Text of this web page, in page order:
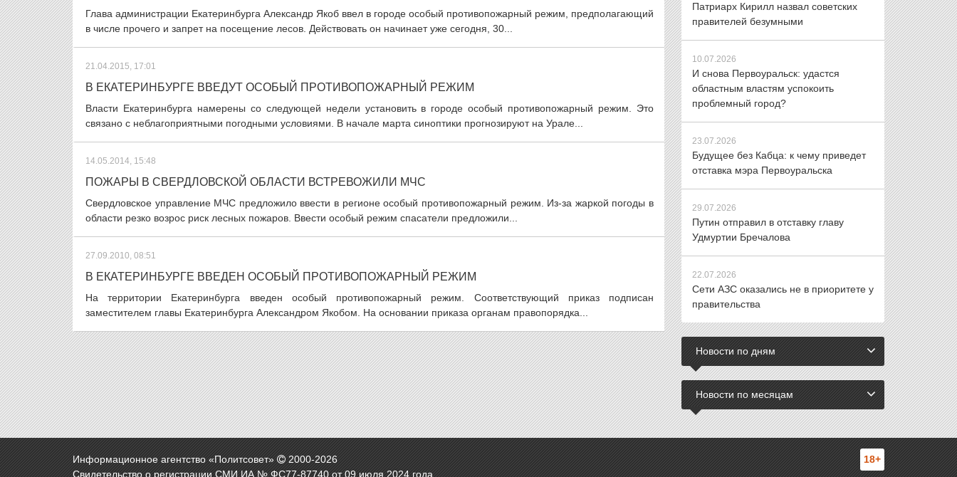
Глава администрации Екатеринбурга Александр Якоб ввел в городе особый противопожарный режим, предполагающий
в числе прочего и запрет на посещение лесов. Действовать он начинает уже сегодня, 30...
21.04.2015, 17:01
В ЕКАТЕРИНБУРГЕ ВВЕДУТ ОСОБЫЙ ПРОТИВОПОЖАРНЫЙ РЕЖИМ
Власти Екатеринбурга намерены со следующей недели установить в городе особый противопожарный режим. Это
связано с неблагоприятными погодными условиями. В начале марта синоптики прогнозируют на Урале...
14.05.2014, 15:48
ПОЖАРЫ В СВЕРДЛОВСКОЙ ОБЛАСТИ ВСТРЕВОЖИЛИ МЧС
Cвердловское управление МЧС предложило ввести в регионе особый противопожарный режим. Из-за жаркой погоды в
области резко возрос риск лесных пожаров. Ввести особый режим спасатели предложили...
27.09.2010, 08:51
В ЕКАТЕРИНБУРГЕ ВВЕДЕН ОСОБЫЙ ПРОТИВОПОЖАРНЫЙ РЕЖИМ
На территории Екатеринбурга введен особый противопожарный режим. Соответствующий приказ подписан
заместителем главы Екатеринбурга Александром Якобом. На основании приказа органам правопорядка...
Патриарх Кирилл назвал советских
правителей безумными
10.07.2026
И снова Первоуральск: удастся
областным властям успокоить
проблемный город?
23.07.2026
Будущее без Кабца: к чему приведет
отставка мэра Первоуральска
29.07.2026
Путин отправил в отставку главу
Удмуртии Бречалова
22.07.2026
Сети АЗС оказались не в приоритете у
правительства
Новости по дням
Новости по месяцам
Информационное агентство «Политсовет» 2000-2026
Свидетельство о регистрации СМИ ИА № ФС77-87740 от 09 июля 2024 года.
18+